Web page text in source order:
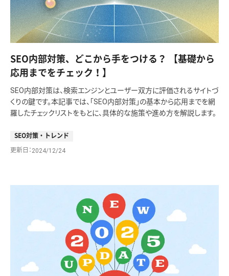
SEO内部対策、どこから手をつける？ 【基礎から
応用までをチェック！】
SEO内部対策は、検索エンジンとユーザー双方に評価されるサイトづ
くりの鍵です。本記事では、「SEO内部対策」の基本から応用までを網
羅したチェックリストをもとに、具体的な施策や進め方を解説します。
SEO対策・トレンド
更新日 2024/12/24